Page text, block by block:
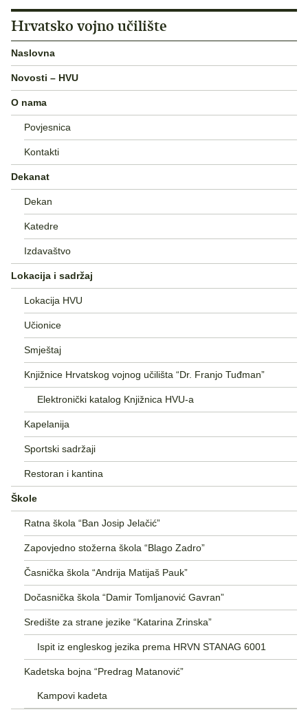
Hrvatsko vojno učilište
Naslovna
Novosti – HVU
O nama
Povjesnica
Kontakti
Dekanat
Dekan
Katedre
Izdavaštvo
Lokacija i sadržaj
Lokacija HVU
Učionice
Smještaj
Knjižnice Hrvatskog vojnog učilišta “Dr. Franjo Tuđman”
Elektronički katalog Knjižnica HVU-a
Kapelanija
Sportski sadržaji
Restoran i kantina
Škole
Ratna škola “Ban Josip Jelačić”
Zapovjedno stožerna škola “Blago Zadro”
Časnička škola “Andrija Matijaš Pauk”
Dočasnička škola “Damir Tomljanović Gavran”
Središte za strane jezike “Katarina Zrinska”
Ispit iz engleskog jezika prema HRVN STANAG 6001
Kadetska bojna “Predrag Matanović”
Kampovi kadeta